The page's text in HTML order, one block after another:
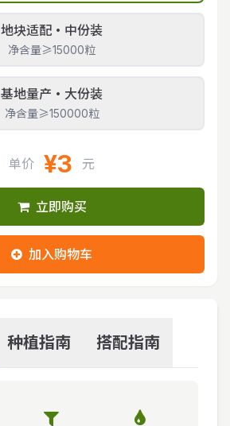
地块适配・中份装
净含量≥15000粒
基地量产・大份装
净含量≥150000粒
单价 ¥3 元
立即购买
加入购物车
种植指南 搭配指南